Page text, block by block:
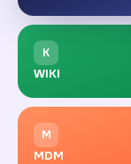
K
WIKI
M
MDM